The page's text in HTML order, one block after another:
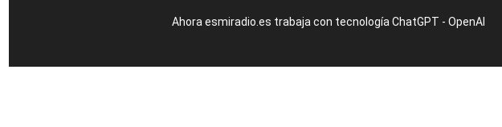
Ahora esmiradio.es trabaja con tecnología ChatGPT - OpenAI